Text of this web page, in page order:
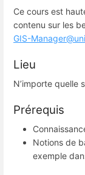
Ce cours est
contenu sur les
GIS-
Lieu
N’importe quelle
Prérequis
Notions de
exemple